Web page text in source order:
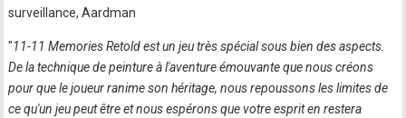
surveillance, Aardman
"11-11 Memories Retold est un jeu très spécial sous bien des aspects.
De la technique de peinture à l'aventure émouvante que nous créons
pour que le joueur ranime son héritage, nous repoussons les limites de
ce qu'un jeu peut être et nous espérons que votre esprit en restera